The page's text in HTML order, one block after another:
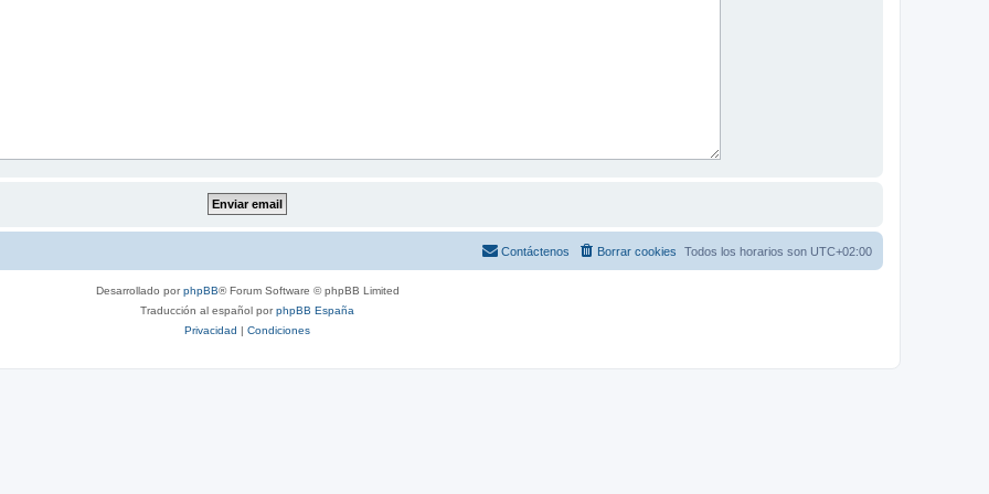
Todos los horarios son UTC+02:00
Borrar cookies
Contáctenos
Desarrollado porphpBB® Forum Software © phpBB Limited
Traducción al español porphpBB España
Privacidad | Condiciones